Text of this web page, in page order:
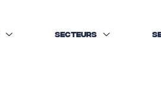
SECTEURS